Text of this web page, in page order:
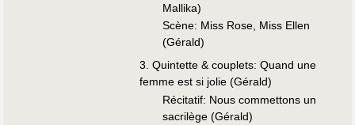
Mallika)
Scène: Miss Rose, Miss Ellen
(Gérald)
3. Quintette & couplets: Quand une
femme est si jolie (Gérald)
Récitatif: Nous commettons un
sacrilège (Gérald)